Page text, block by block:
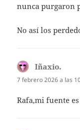
nunca purgaron
No así los
Iñaxio.
7 febrero 2026 a las
Rafa,mi fuente